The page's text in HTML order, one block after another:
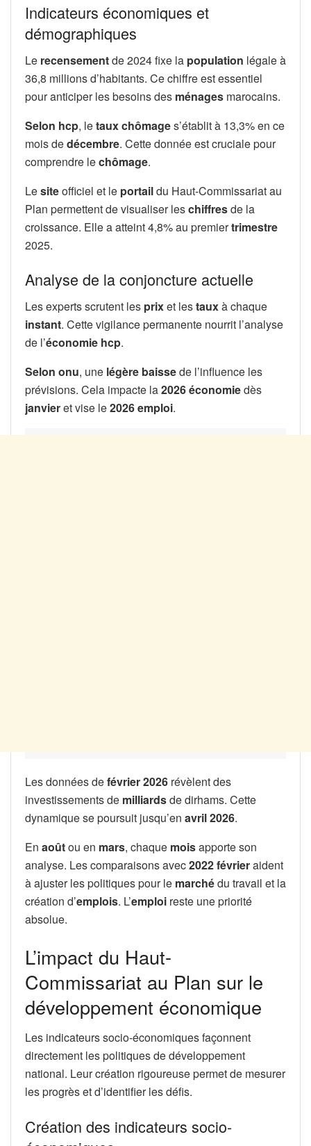
Indicateurs économiques et
démographiques
Le recensementde 2024 fixe la population légale à
36,8 millions d’habitants. Ce chiffre est essentiel
pour anticiper les besoins des ménages marocains.
Selon hcp, letaux chômages’établit à 13,3% en ce
mois dedécembre. Cette donnée est cruciale pour
comprendre lechômage.
Lesiteofficiel et le portaildu Haut-Commissariat au
Plan permettent de visualiser leschiffresde la
croissance. Elle a atteint 4,8% au premiertrimestre
2025.
Analyse de la conjoncture actuelle
Les experts scrutent les prixet lestauxà chaque
instant. Cette vigilance permanente nourrit l’analyse
de l’économie hcp.
Selon onu, une légère baissede l’influence les
prévisions. Cela impacte la2026 économiedès
janvieret vise le2026 emploi.
Les données defévrier 2026 révèlent des
investissements de milliardsde dirhams. Cette
dynamique se poursuit jusqu’en avril 2026.
En aoûtou en mars, chaque moisapporte son
analyse. Les comparaisons avec2022 févrieraident
à ajuster les politiques pour le marchédu travail et la
création d’emplois. L’emploi reste une priorité
absolue.
L’impact du Haut-
Commissariat au Plan sur le
développement économique
Les indicateurs socio-économiques façonnent
directement les politiques de développement
national. Leur création rigoureuse permet de mesurer
les progrès et d’identifier les défis.
Création des indicateurs socio-